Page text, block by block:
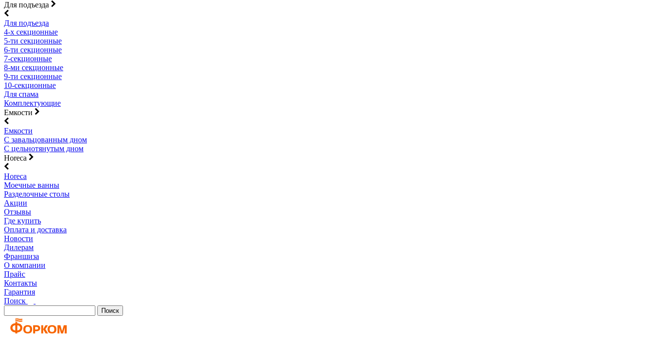
Для подъезда
Для подъезда
4-х секционные
5-ти секционные
6-ти секционные
7-секционные
8-ми секционные
9-ти секционные
10-секционные
Для спама
Комплектующие
Емкости
Емкости
С завальцованным дном
С цельнотянутым дном
Horeca
Horeca
Моечные ванны
Разделочные столы
Акции
Отзывы
Где купить
Оплата и доставка
Новости
Дилерам
Франшиза
О компании
Прайс
Контакты
Гарантия
Поиск
Поиск